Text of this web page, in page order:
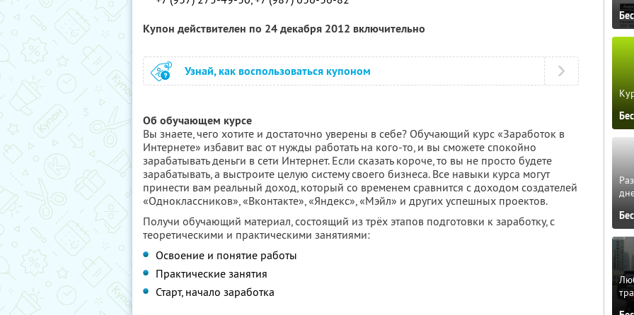
Купон действителен по 24 декабря 2012 включительно
Узнай, как воспользоваться купоном
Об обучающем курсе
Вы знаете, чего хотите и достаточно уверены в себе? Обучающий курс «Заработок в
Интернете» избавит вас от нужды работать на кого-то, и вы сможете спокойно
зарабатывать деньги в сети Интернет. Если сказать короче, то вы не просто будете
зарабатывать, а выстроите целую систему своего бизнеса. Все навыки курса могут
принести вам реальный доход, который со временем сравнится с доходом создателей
«Одноклассников», «Вконтакте», «Яндекс», «Мэйл» и других успешных проектов.
Получи обучающий материал, состоящий из трёх этапов подготовки к заработку, с
теоретическими и практическими занятиями:
Освоение и понятие работы
Практические занятия
Старт, начало заработка